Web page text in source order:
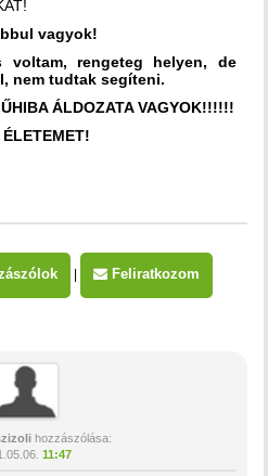
vagyok!
voltam, rengeteg helyen, de
nem tudtak segíteni.
ÁLDOZATA VAGYOK!!!!!!
Feliratkozom
hozzászólása:
11:47